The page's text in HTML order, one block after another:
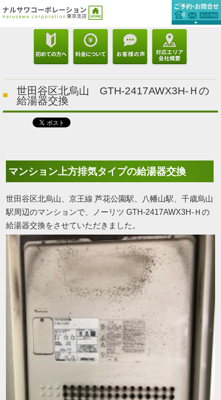
世田谷区北烏山 GTH-2417AWX3H-Ｈの
給湯器交換
マンション上方排気タイプの給湯器交換
世田谷区北烏山、京王線 芦花公園駅、八幡山駅、千歳烏山
駅周辺のマンションで、ノーリツ GTH-2417AWX3H-Ｈの
給湯器交換をさせていただきました。